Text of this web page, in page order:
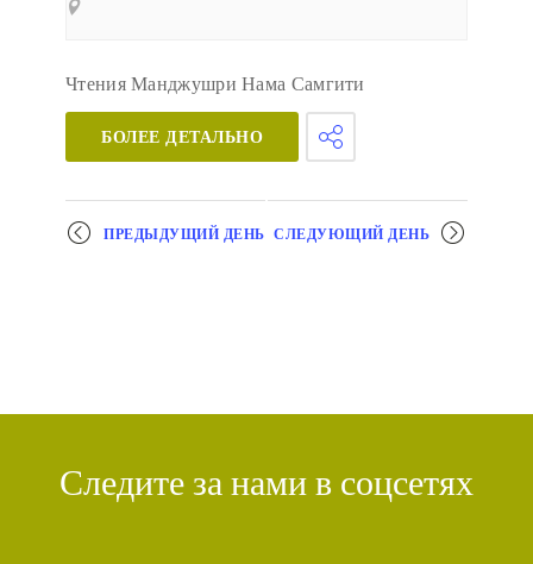
Чтения Манджушри Нама Самгити
БОЛЕЕ ДЕТАЛЬНО
ПРЕДЫДУЩИЙ ДЕНЬ СЛЕДУЮЩИЙ ДЕНЬ
Следите за нами в соцсетях